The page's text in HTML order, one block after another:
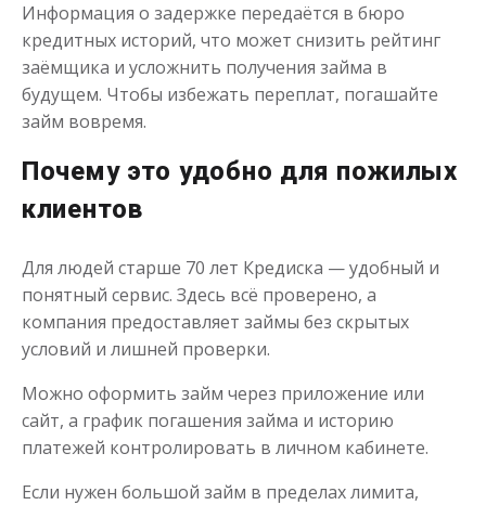
Получить
Сумма до50 000
Срок от 5до 30 дня
Получить
Информация о задержке передаётся в бюро
кредитных историй, что может снизить рейтинг
заёмщика и усложнить получения займа в
будущем. Чтобы избежать переплат, погашайте
займ вовремя.
Почему это удобно для пожилых
клиентов
Для людей старше 70 лет Кредиска — удобный и
понятный сервис. Здесь всё проверено, а
компания предоставляет займы без скрытых
условий и лишней проверки.
Можно оформить займ через приложение или
сайт, а график погашения займа и историю
платежей контролировать в личном кабинете.
Если нужен большой займ в пределах лимита,